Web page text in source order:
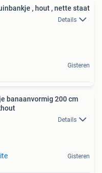
, hout , nette staat
Details
Gisteren
banaanvormig 200 cm
Details
Gisteren